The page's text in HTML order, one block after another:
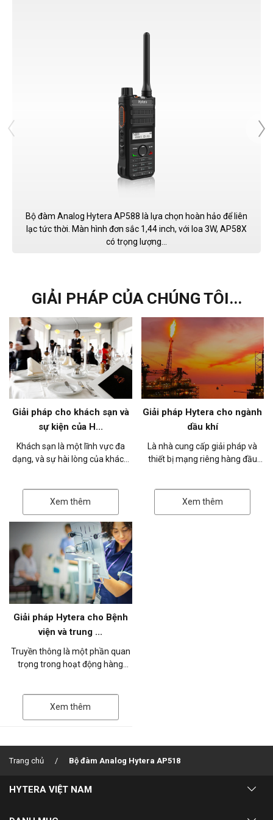
Bộ đàm Analog Hytera AP588 là lựa chọn hoàn hảo để liên
lạc tức thời. Màn hình đơn sắc 1,44 inch, với loa 3W, AP58X
có trọng lượng...
GIẢI PHÁP CỦA CHÚNG TÔI...
Giải pháp cho khách sạn và
sự kiện của H...
Khách sạn là một lĩnh vực đa
dạng, và sự hài lòng của khách
k...
Xem thêm
Giải pháp Hytera cho ngành
dầu khí
Là nhà cung cấp giải pháp và
thiết bị mạng riêng hàng đầu
c...
Xem thêm
Giải pháp Hytera cho Bệnh
viện và trung ...
Truyền thông là một phần quan
trọng trong hoạt động hàng
trườn...
Xem thêm
Trang chủ Bộ đàm Analog Hytera AP518
HYTERA VIỆT NAM